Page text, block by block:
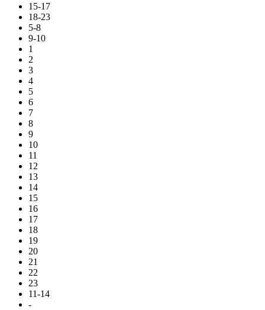
15-17
18-23
5-8
9-10
1
2
3
4
5
6
7
8
9
10
11
12
13
14
15
16
17
18
19
20
21
22
23
11-14
-